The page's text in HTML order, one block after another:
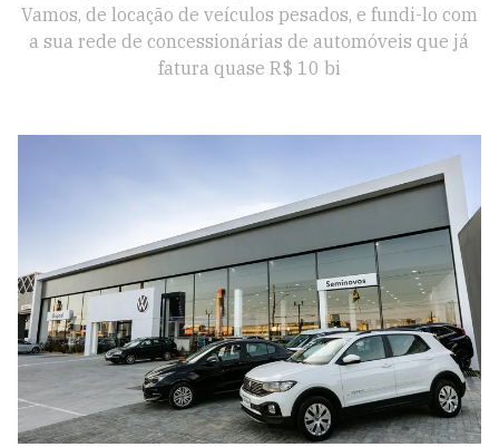
Vamos, de locação de veículos pesados, e fundi-lo com
a sua rede de concessionárias de automóveis que já
fatura quase R$ 10 bi